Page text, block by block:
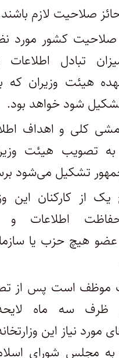
صلاحیت لازم
صلاحیت کشور مورد
تبادل
هیئت وزیران که
شود خواهد بود.
کلی و اهداف
به تصویب هیئت
تشکیل می‌شود
از کارکنان این
اطلاعات و
عضو هیچ حزب یا
موظف است پس از
ظرف سه ماه
مورد نیاز این
مجلس شورای